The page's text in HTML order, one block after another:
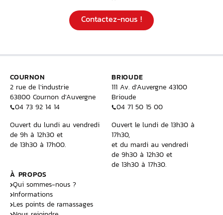
Contactez-nous !
COURNON
2 rue de l'industrie
63800 Cournon d'Auvergne
04 73 92 14 14
Ouvert du lundi au vendredi
de 9h à 12h30 et
de 13h30 à 17h00.
BRIOUDE
111 Av. d'Auvergne 43100
Brioude
04 71 50 15 00
Ouvert le lundi de 13h30 à
17h30,
et du mardi au vendredi
de 9h30 à 12h30 et
de 13h30 à 17h30.
À PROPOS
Qui sommes-nous ?
Informations
Les points de ramassages